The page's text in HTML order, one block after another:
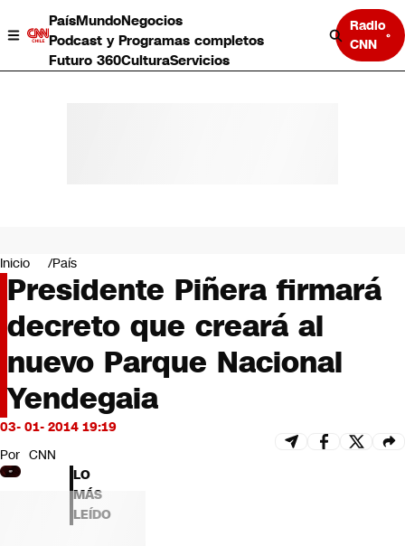
PaísMundoNegocios
Podcast y Programas completos
Futuro 360CulturaServicios
Radio
CNN
Negocios
Deportes
Programas completos
Cultura
Servicios
Bits
CNN tiempo
Futuro 360
Inicio País
Presidente Piñera firmará
decreto que creará al
nuevo Parque Nacional
Yendegaia
03- 01- 2014 19:19
Por CNN
LO
MÁS
LEÍDO